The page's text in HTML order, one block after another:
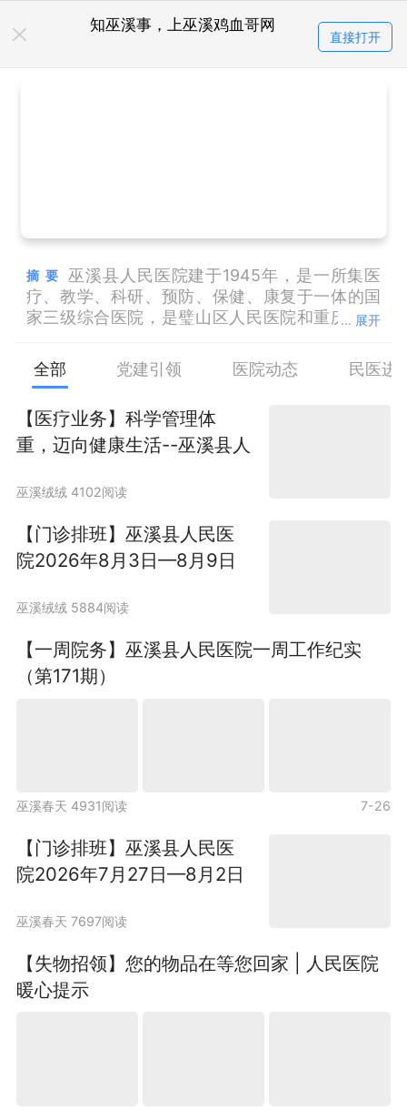
知巫溪事，上巫溪鸡血哥网
直接打开
摘要
巫溪县人民医院建于1945年，是一所集医
疗、教学、科研、预防、保健、康复于一体的国
家三级综合医院，是璧山区人民医院和重庆市人
院，是重庆三峡医药高等专科学校非直管附属医
院，是重庆市住院医师规范化培训基地，是重医
瘤医院、重庆西南医院、新桥医院、大坪医院、
重庆大学附属三峡医院和山东省多家三甲医院技
农架林区、竹溪县、奉节县、巫山县、开州区、
人口。
... 展开
全部 党建引领 医院动态 民医进
【医疗业务】科学管理体
重，迈向健康生活--巫溪县人
诊
巫溪绒绒 4102阅读
【门诊排班】巫溪县人民医
院2026年8月3日—8月9日
巫溪绒绒 5884阅读
【一周院务】巫溪县人民医院一周工作纪实
（第171期）
巫溪春天 4931阅读 7-26
【门诊排班】巫溪县人民医
院2026年7月27日—8月2日
巫溪春天 7697阅读
【失物招领】您的物品在等您回家 | 人民医院
暖心提示